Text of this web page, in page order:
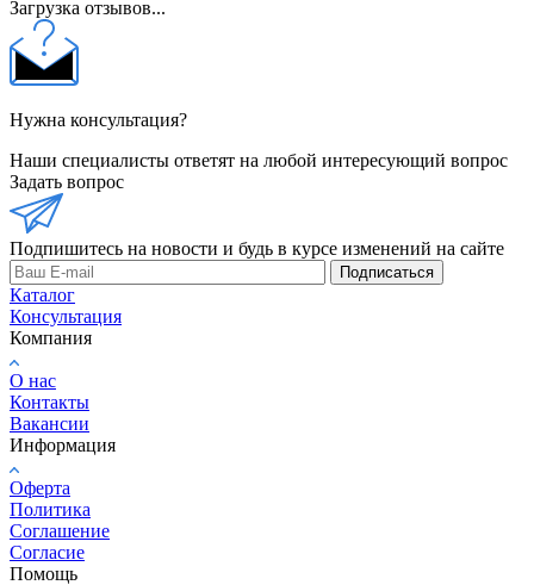
Загрузка отзывов...
Нужна консультация?
Наши специалисты ответят на любой интересующий вопрос
Задать вопрос
Подпишитесь на новости и будь в курсе изменений на сайте
Подписаться
Каталог
Консультация
Компания
О нас
Контакты
Вакансии
Информация
Оферта
Политика
Соглашение
Согласие
Помощь